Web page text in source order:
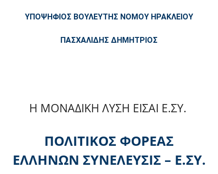
ΥΠΟΨΗΦΙΟΣ ΒΟΥΛΕΥΤΗΣ ΝΟΜΟΥ ΗΡΑΚΛΕΙΟΥ
ΠΑΣΧΑΛΙΔΗΣ ΔΗΜΗΤΡΙΟΣ
Η ΜΟΝΑΔΙΚΗ ΛΥΣΗ ΕΙΣΑΙ Ε.ΣΥ.
ΠΟΛΙΤΙΚΟΣ ΦΟΡΕΑΣ
ΕΛΛΗΝΩΝ ΣΥΝΕΛΕΥΣΙΣ – Ε.ΣΥ.